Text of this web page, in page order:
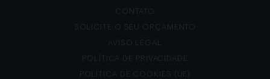
CONTATO
SOLICITE O SEU ORÇAMENTO
AVISO LEGAL
POLÍTICA DE PRIVACIDADE
POLÍTICA DE COOKIES (UE)